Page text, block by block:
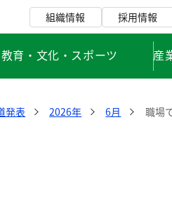
組織情報 採用情報
育・文化・スポーツ 産
発表 2026年 6月 職場